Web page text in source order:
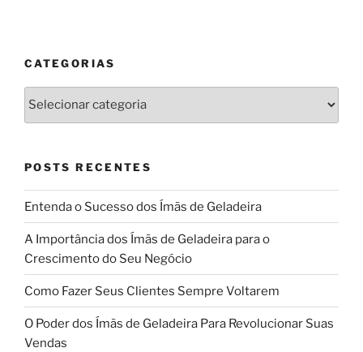
CATEGORIAS
Categorias
POSTS RECENTES
Entenda o Sucesso dos Ímãs de Geladeira
A Importância dos Ímãs de Geladeira para o
Crescimento do Seu Negócio
Como Fazer Seus Clientes Sempre Voltarem
O Poder dos Ímãs de Geladeira Para Revolucionar Suas
Vendas